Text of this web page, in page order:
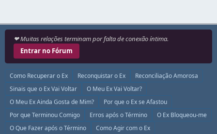
❤ Muitas relações terminam por falta de conexão íntima.
Entrar no Fórum
Como Recuperar o Ex Reconquistar o Ex
Reconciliação Amorosa
Sinais que o Ex Vai Voltar
O Meu Ex Vai Voltar?
O Meu Ex Ainda Gosta de Mim?
Por que o Ex se Afastou
Por que Terminou Comigo
Erros após o Término
O Ex Bloqueou-me
O Que Fazer após o Término
Como Agir com o Ex